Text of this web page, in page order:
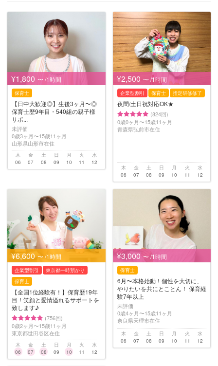
任せください。薬師公園周辺の保育園に入れない！急に仕事復帰が決まったなどの事情を抱
える方にもおすすめです。ベビーシッターの利用料金はご予算や依頼内容に合わせてお選び
いただけます。岩手県の釜石で子供を預けたい方へ新生児(0歳）や乳児などの赤ちゃんから小
学生以上のお子様まで幅広い年齢へ対応可能です。土日祝日だけベビーシッターをお願いし
たいといったご要望や平日の短時間利用なども対応しております。
¥1,800 〜 /1時間
保育士
【日中大歓迎◎】生後3ヶ月〜◎
保育士歴9年目・540組の親子様
サポ...
未評価
0歳3ヶ月〜15歳11ヶ月
山形県山形市在住
木
06
金
07
土
08
日
09
月
10
火
11
水
12
¥2,500 〜 /1時間
企業型割引 保育士 指定研修修了
夜間/土日祝対応OK★
(824回)
0歳0ヶ月〜15歳11ヶ月
青森県弘前市在住
木
06
金
07
土
08
日
09
月
10
火
11
水
12
¥6,600 〜 /1時間
企業型割引
東京都一時預かり
保育士
【全国1位経験有！】保育歴19年
目！笑顔と愛情溢れるサポートを
致します♪
(756回)
0歳2ヶ月〜15歳11ヶ月
東京都世田谷区在住
木
06
金
07
土
08
日
09
月
10
火
11
水
12
¥3,000 〜 /1時間
保育士
6月〜本格始動！個性を大切に、
やりたいを共にとことん！ 保育経
験7年以上
未評価
0歳4ヶ月〜15歳11ヶ月
奈良県天理市在住
木
06
金
07
土
08
日
09
月
10
火
11
水
12